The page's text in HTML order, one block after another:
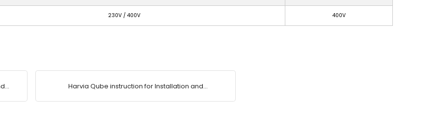
230V / 400V 400V
Harvia Qube instruction for Installation and